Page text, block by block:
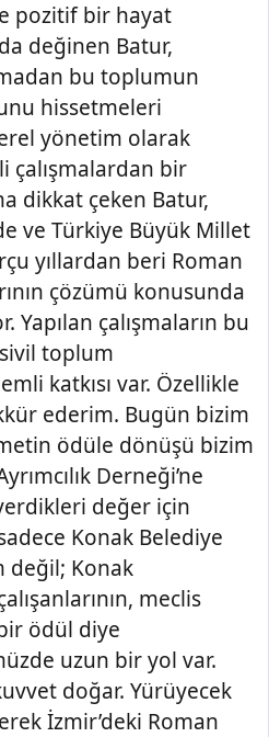
pozitif bir hayat
değinen Batur,
bu toplumun
hissetmeleri
yönetim olarak
çalışmalardan bir
dikkat çeken Batur,
ve Türkiye Büyük Millet
yıllardan beri Roman
çözümü konusunda
Yapılan çalışmaların bu
toplum
katkısı var. Özellikle
ederim. Bugün bizim
ödüle dönüşü bizim
Derneği’ne
değer için
Konak Belediye
değil; Konak
meclis
ödül diye
uzun bir yol var.
doğar. Yürüyecek
İzmir’deki Roman